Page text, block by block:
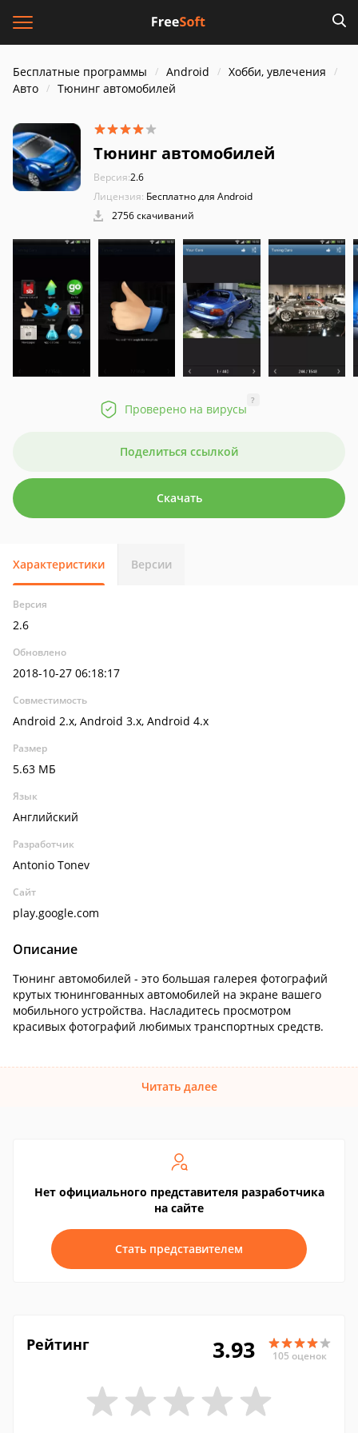
Бесплатные программы Android
Хобби, увлечения
Авто
Тюнинг автомобилей
Тюнинг автомобилей
Версия:2.6
Лицензия: Бесплатно для Android
2756 скачиваний
Проверено на вирусы
?
Поделиться ссылкой
Скачать
Характеристики Версии
Версия
2.6
Обновлено
2018-10-27 06:18:17
Совместимость
Android 2.x, Android 3.x, Android 4.x
Размер
5.63 МБ
Язык
Английский
Разработчик
Antonio Tonev
Сайт
play.google.com
Описание
Тюнинг автомобилей - это большая галерея фотографий
крутых тюнингованных автомобилей на экране вашего
мобильного устройства. Насладитесь просмотром
красивых фотографий любимых транспортных средств.
Читать далее
Нет официального представителя разработчика
на сайте
Стать представителем
Рейтинг 3.93 105 оценок